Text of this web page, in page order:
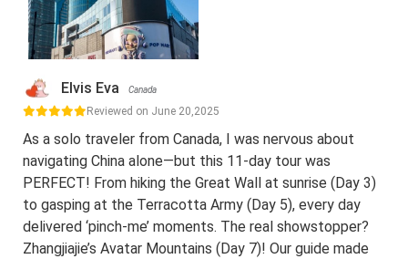
Elvis Eva Canada
Reviewed on June 20,2025
As a solo traveler from Canada, I was nervous about
navigating China alone—but this 11-day tour was
PERFECT! From hiking the Great Wall at sunrise (Day 3)
to gasping at the Terracotta Army (Day 5), every day
delivered ‘pinch-me’ moments. The real showstopper?
Zhangjiajie’s Avatar Mountains (Day 7)! Our guide made